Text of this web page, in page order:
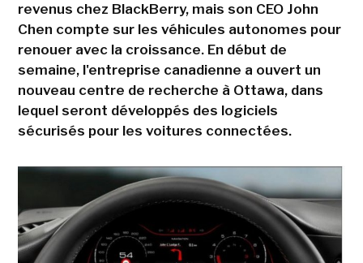
revenus chez BlackBerry, mais son CEO John
Chen compte sur les véhicules autonomes pour
renouer avec la croissance. En début de
semaine, l'entreprise canadienne a ouvert un
nouveau centre de recherche à Ottawa, dans
lequel seront développés des logiciels
sécurisés pour les voitures connectées.